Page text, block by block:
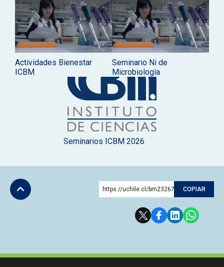
Actividades Bienestar
ICBM
Seminario Ni de
Microbiología
Seminarios ICBM 2026
https://uchile.cl/bm232677 COPIAR